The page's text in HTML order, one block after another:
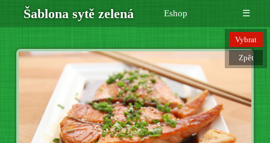
Šablona sytě zelená Eshop ☰
Vybrat
Zpět